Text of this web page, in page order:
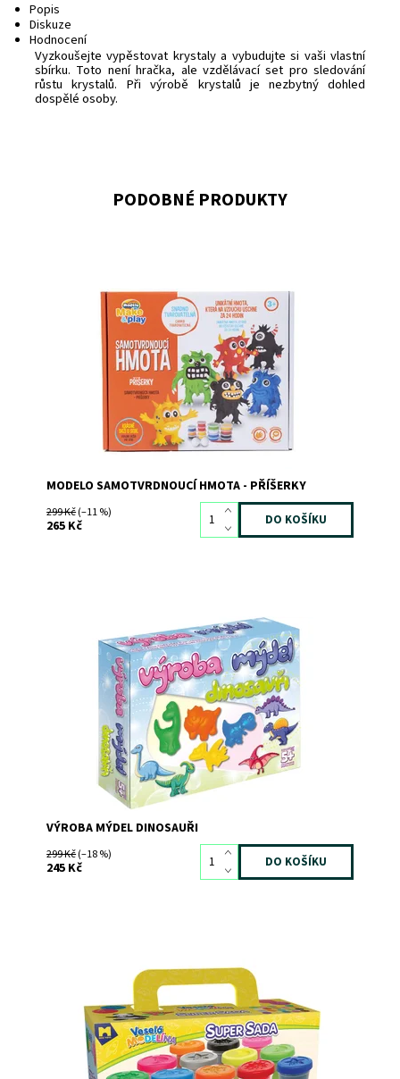
Popis
Diskuze
Hodnocení
Vyzkoušejte vypěstovat krystaly a vybudujte si vaši vlastní
sbírku. Toto není hračka, ale vzdělávací set pro sledování
růstu krystalů. Při výrobě krystalů je nezbytný dohled
dospělé osoby.
PODOBNÉ PRODUKTY
Dostupnost: Skladem>3
11931
MAC TOYS
MODELO SAMOTVRDNOUCÍ HMOTA - PŘÍŠERKY
299 Kč(–11 %)
265 Kč
Vytvoř si opravdová mýdla!
Dostupnost:
Skladem>3
7037
DetiArt
VÝROBA MÝDEL DINOSAUŘI
299 Kč(–18 %)
245 Kč
Skladem>3
9133
Značka:
MAC TOYS